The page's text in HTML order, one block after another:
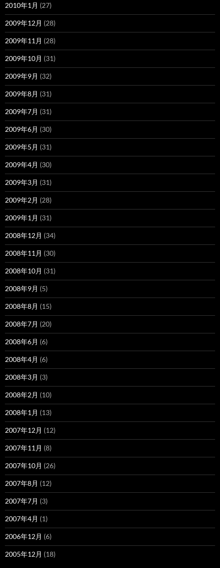
2010年1月 (27)
2009年12月 (28)
2009年11月 (28)
2009年10月 (31)
2009年9月 (32)
2009年8月 (31)
2009年7月 (31)
2009年6月 (30)
2009年5月 (31)
2009年4月 (30)
2009年3月 (31)
2009年2月 (28)
2009年1月 (31)
2008年12月 (34)
2008年11月 (30)
2008年10月 (31)
2008年9月 (5)
2008年8月 (15)
2008年7月 (20)
2008年6月 (6)
2008年4月 (6)
2008年3月 (3)
2008年2月 (10)
2008年1月 (13)
2007年12月 (12)
2007年11月 (8)
2007年10月 (26)
2007年8月 (12)
2007年7月 (3)
2007年4月 (1)
2006年12月 (6)
2005年12月 (18)